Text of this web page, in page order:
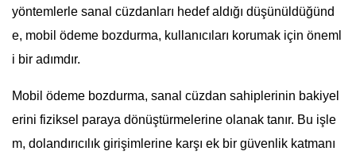
yöntemlerle sanal cüzdanları hedef aldığı düşünüldüğünd
e, mobil ödeme bozdurma, kullanıcıları korumak için öneml
i bir adımdır.
Mobil ödeme bozdurma, sanal cüzdan sahiplerinin bakiyel
erini fiziksel paraya dönüştürmelerine olanak tanır. Bu işle
m, dolandırıcılık girişimlerine karşı ek bir güvenlik katmanı